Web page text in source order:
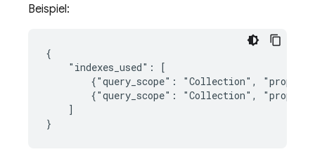
Beispiel:
{
    "indexes_used": [
{"query_scope": "Collection",
{"query_scope": "Collection",
    ]
}